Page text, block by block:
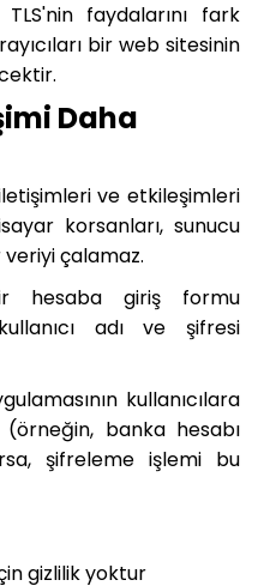
TLS'nin faydalarını fark
bir web sitesinin
Daha
ve etkileşimleri
korsanları, sunucu
çalamaz.
hesaba giriş formu
adı ve şifresi
kullanıcılara
banka hesabı
şifreleme işlemi bu
gizlilik yoktur